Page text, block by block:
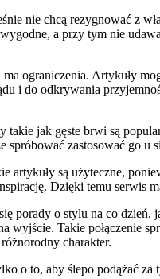
nie chcą rezygnować z
a przy tym nie
ograniczenia. Artykuły
i do odkrywania
jak gęste brwi są
zastosować go u
artykuły są użyteczne,
Dzięki temu serwis
porady o stylu na co
Takie połączenie
charakter.
o to, aby ślepo podążać